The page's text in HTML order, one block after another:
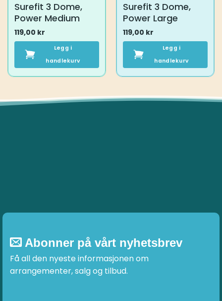
Surefit 3 Dome,
Power Medium
119,00 kr
Legg i
handlekurv
Surefit 3 Dome,
Power Large
119,00 kr
Legg i
handlekurv
Abonner på vårt nyhetsbrev
Få all den nyeste informasjonen om
arrangementer, salg og tilbud.